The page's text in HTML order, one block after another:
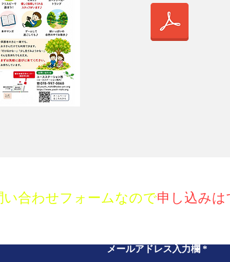
い合わせフォームなので申し込み
メールアドレス入力欄